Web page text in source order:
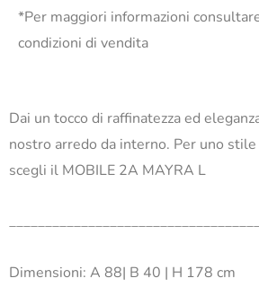
*Per maggiori informazioni
condizioni di vendita
Dai un tocco di raffinatezza ed
nostro arredo da interno. Per uno
scegli il MOBILE 2A MAYRA L
Dimensioni: A 88| B 40 | H 178 cm